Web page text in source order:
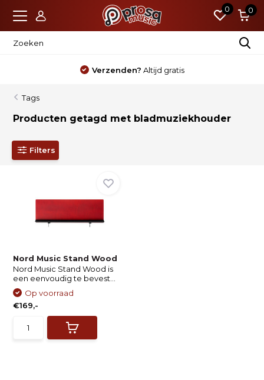
0 0
Verzenden? Altijd gratis
Tags
Producten getagd met bladmuziekhouder
Filters
Nord Music Stand Wood
Nord Music Stand Wood is
een eenvoudig te bevest...
Op voorraad
€169,-